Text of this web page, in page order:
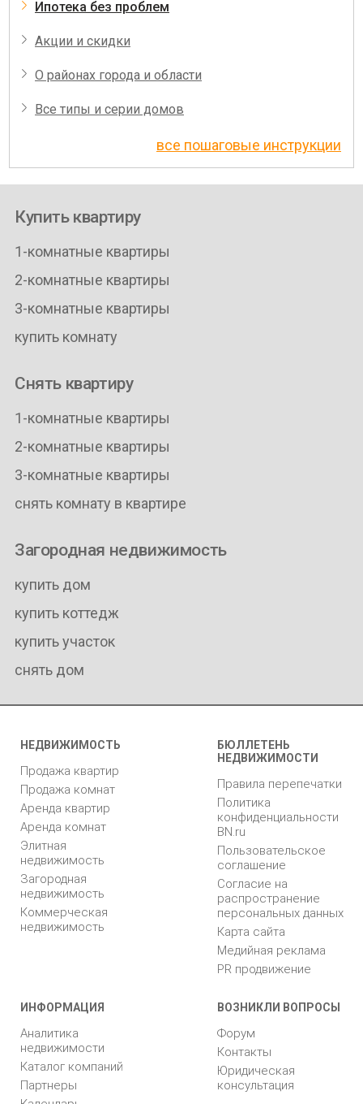
Ипотека без проблем
Акции и скидки
О районах города и области
Все типы и серии домов
все пошаговые инструкции
Купить квартиру
1-комнатные квартиры
2-комнатные квартиры
3-комнатные квартиры
купить комнату
Снять квартиру
1-комнатные квартиры
2-комнатные квартиры
3-комнатные квартиры
снять комнату в квартире
Загородная недвижимость
купить дом
купить коттедж
купить участок
снять дом
НЕДВИЖИМОСТЬ
Продажа квартир
Продажа комнат
Аренда квартир
Аренда комнат
Элитная
недвижимость
Загородная
недвижимость
Коммерческая
недвижимость
БЮЛЛЕТЕНЬ
НЕДВИЖИМОСТИ
Правила перепечатки
Политика
конфиденциальности
BN.ru
Пользовательское
соглашение
Согласие на
распространение
персональных данных
Карта сайта
Медийная реклама
PR продвижение
ИНФОРМАЦИЯ
Аналитика
недвижимости
Каталог компаний
Партнеры
ВОЗНИКЛИ ВОПРОСЫ
Форум
Контакты
Юридическая
консультация